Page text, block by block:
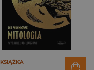
KSIĄŻKA